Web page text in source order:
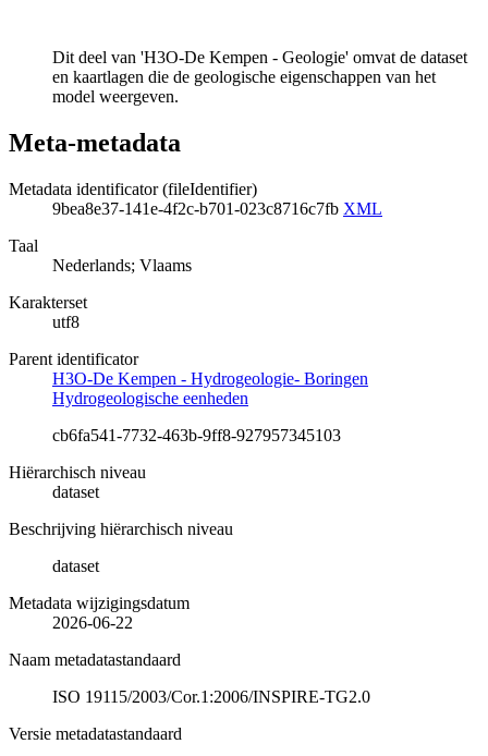
Dit deel van 'H3O-De Kempen - Geologie' omvat de dataset
en kaartlagen die de geologische eigenschappen van het
model weergeven.
Meta-metadata
Metadata identificator (fileIdentifier)
9bea8e37-141e-4f2c-b701-023c8716c7fb XML
Taal
Nederlands; Vlaams
Karakterset
utf8
Parent identificator
H3O-De Kempen - Hydrogeologie- Boringen
Hydrogeologische eenheden
cb6fa541-7732-463b-9ff8-927957345103
Hiërarchisch niveau
dataset
Beschrijving hiërarchisch niveau
dataset
Metadata wijzigingsdatum
2026-06-22
Naam metadatastandaard
ISO 19115/2003/Cor.1:2006/INSPIRE-TG2.0
Versie metadatastandaard